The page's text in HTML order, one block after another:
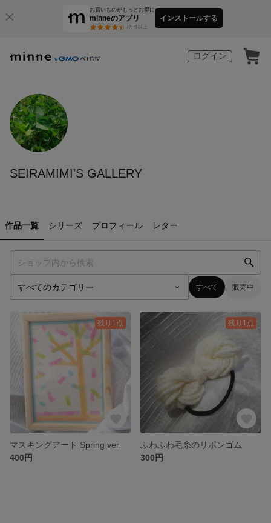
お買いものがもっとお得に
minneのアプリ
3万件以上
インストールする
ログイン
SEIRAMIMI'S GALLERY
作品一覧 シリーズ プロフィール レター
すべて 販売中
残り1点
マスキングアート Spring ver.
400円
残り1点
ふわふわ毛糸のリボンゴム
300円